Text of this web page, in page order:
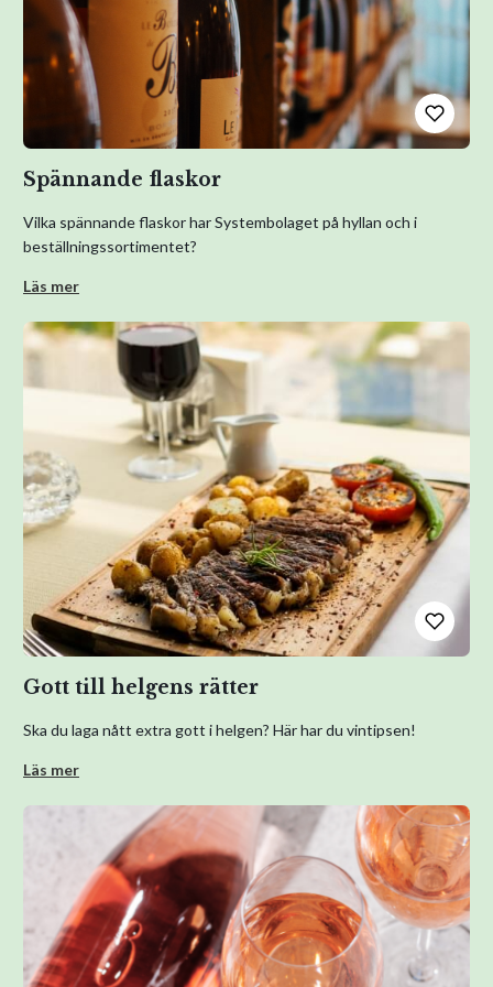
Spännande flaskor
Vilka spännande flaskor har Systembolaget på hyllan och i
beställningssortimentet?
Läs mer
Gott till helgens rätter
Ska du laga nått extra gott i helgen? Här har du vintipsen!
Läs mer